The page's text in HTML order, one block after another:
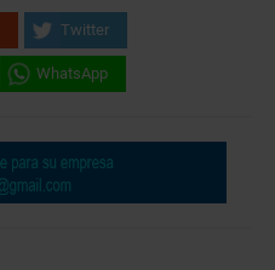
Twitter
WhatsApp